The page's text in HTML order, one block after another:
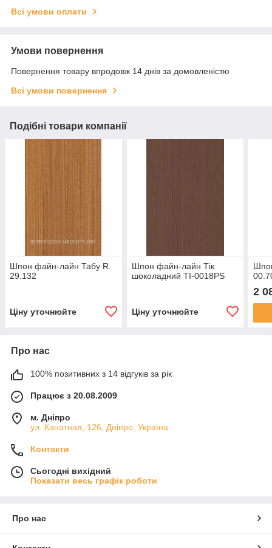
Всі умови оплати
Умови повернення
Повернення товару впродовж 14 днів за домовленістю
Всі умови повернення
Подібні товари компанії
Шпон файн-лайн Табу R.
29.132
Ціну уточнюйте
Шпон файн-лайн Тік
шоколадний TI-0018PS
Ціну уточнюйте
2
Про нас
100% позитивних з 14 відгуків за рік
Працює з 20.08.2009
м. Дніпро
ул. Канатная, 126, Дніпро, Україна
Контакти
Сьогодні вихідний
Показати весь графік роботи
Про нас